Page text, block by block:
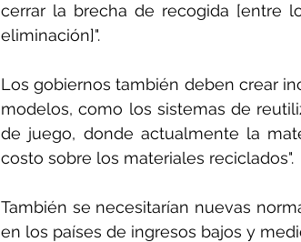
cerrar la brecha de recogida [entre
eliminación]".
Los gobiernos también deben crear
modelos, como los sistemas de
de juego, donde actualmente la
costo sobre los materiales reciclados".
También se necesitarían nuevas
en los países de ingresos bajos y